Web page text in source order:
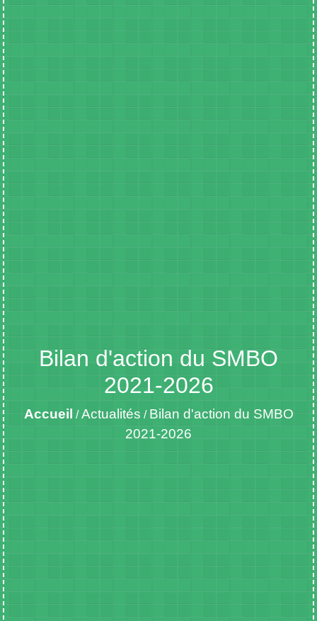
Bilan d'action du SMBO
2021-2026
Accueil /Actualités / Bilan d'action du SMBO
2021-2026